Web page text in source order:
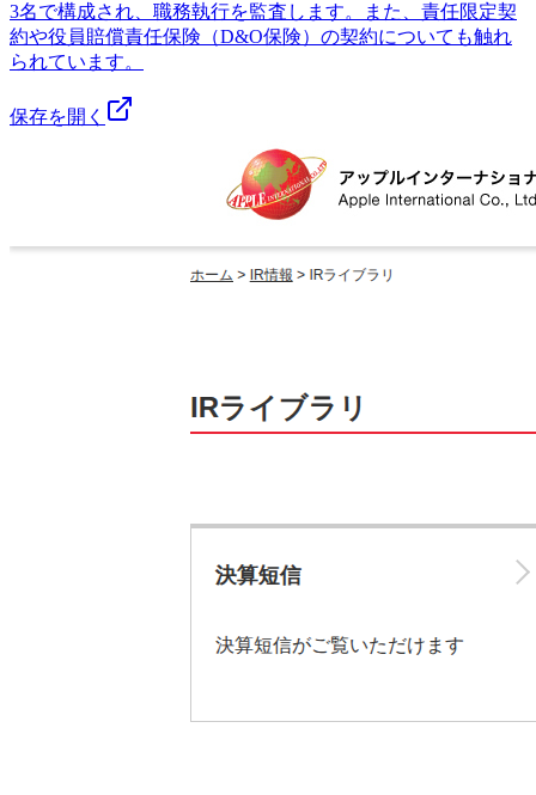
3名で構成され、職務執行を監査します。また、責任限定契
約や役員賠償責任保険（D&O保険）の契約についても触れ
られています。
保存を開く